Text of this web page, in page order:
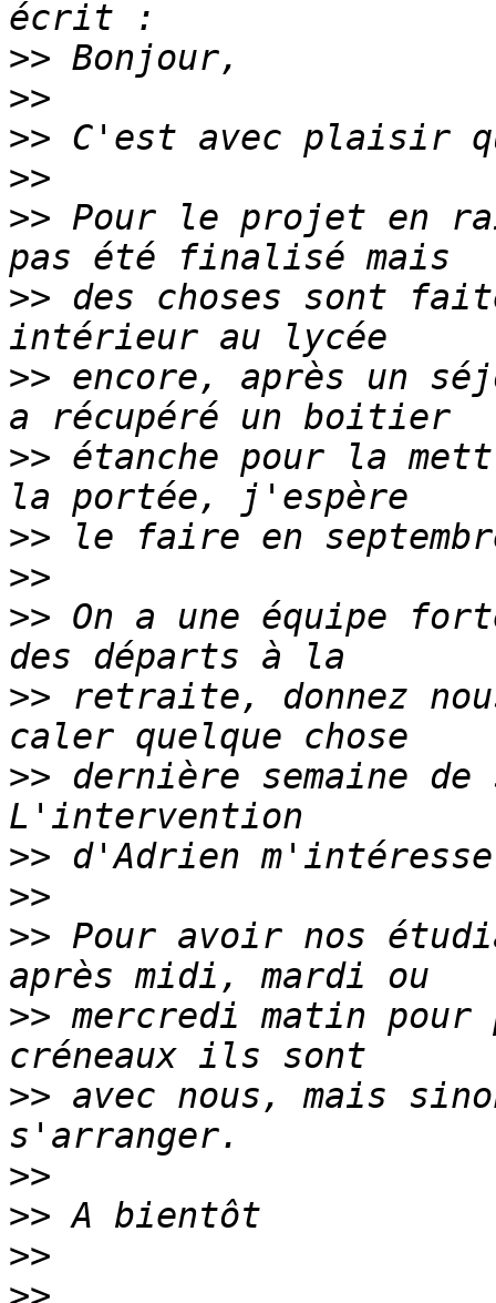
>>
>>
>>
>>
>> Pour le projet en
>> des choses sont
>> encore, après un
>> étanche pour la
>>
>>
>> On a une équipe
>> retraite, donnez
>> dernière semaine de
>>
>>
>> Pour avoir nos
>> mercredi matin
>> avec nous, mais
>>
>>
>>